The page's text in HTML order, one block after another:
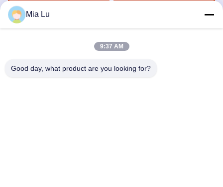
প্রযুক্তি সহ বিবি সার উত্পাদন লাইন
Mia Lu
9:37 AM
Good day, what product are you looking for?